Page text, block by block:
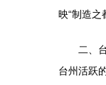
映“制造之
二、
台州活跃